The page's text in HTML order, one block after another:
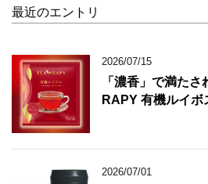
最近のエントリ
2026/07/15
「濃香」で満た
RAPY 有機ルイボ
2026/07/01